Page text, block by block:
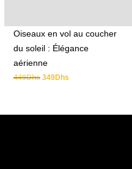
Oiseaux en vol au coucher
du soleil : Élégance
aérienne
449Dhs 349Dhs